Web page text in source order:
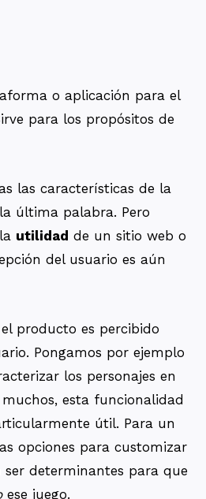
o aplicación para el
para los propósitos de
las características de la
última palabra. Pero
utilidad de un sitio web o
del usuario es aún
producto es percibido
Pongamos por ejemplo
los personajes en
esta funcionalidad
útil. Para un
opciones para customizar
ser determinantes para que
ese juego.